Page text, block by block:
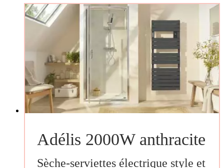
Adélis 2000W anthracite
Sèche-serviettes électrique style et